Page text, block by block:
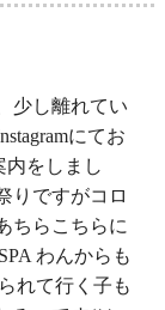
少し離れてい
にてお
内をしまし
りですがコロ
ちらこちらに
わんからも
れて行く子も